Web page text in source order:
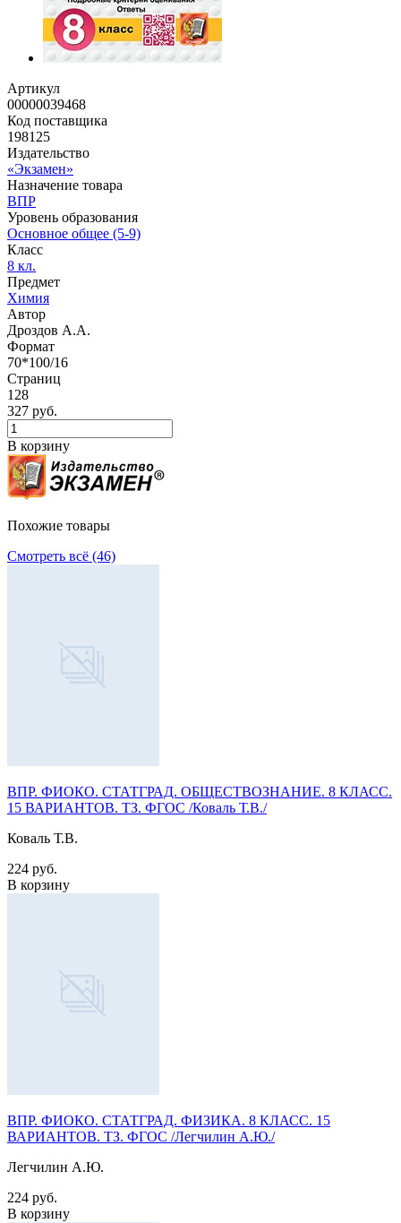
Артикул
00000039468
Код поставщика
198125
Издательство
«Экзамен»
Назначение товара
ВПР
Уровень образования
Основное общее (5-9)
Класс
8 кл.
Предмет
Химия
Автор
Дроздов А.А.
Формат
70*100/16
Страниц
128
327 руб.
В корзину
Похожие товары
Смотреть всё (46)
ВПР. ФИОКО. СТАТГРАД. ОБЩЕСТВОЗНАНИЕ. 8 КЛАСС.
15 ВАРИАНТОВ. ТЗ. ФГОС /Коваль Т.В./
Коваль Т.В.
224 руб.
В корзину
ВПР. ФИОКО. СТАТГРАД. ФИЗИКА. 8 КЛАСС. 15
ВАРИАНТОВ. ТЗ. ФГОС /Легчилин А.Ю./
Легчилин А.Ю.
224 руб.
В корзину